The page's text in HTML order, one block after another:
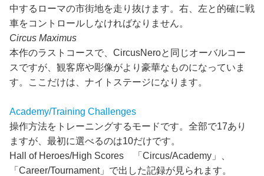
中するローマの市街地を走り抜けます。右、左と的確に戦
車をコントロールしなければなりません。
Circus Maximus
本作のラストコースで、CircusNeroと同じオーバルコー
スですが、観客席や彫像がより豪華なものになっていま
す。ここだけは、ナイトステージになります。
Academy/Training Challenges
操作方法をトレーニングするモードです。全部で17あり
ますが、最初に選べるのは10だけです。
Hall of Heroes/High Scores 「Circus/Academy」、
「Career/Tournament」で出した記録が見られます。